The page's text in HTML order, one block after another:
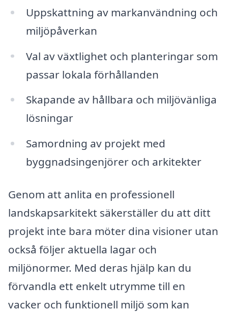
Uppskattning av markanvändning och
miljöpåverkan
Val av växtlighet och planteringar som
passar lokala förhållanden
Skapande av hållbara och miljövänliga
lösningar
Samordning av projekt med
byggnadsingenjörer och arkitekter
Genom att anlita en professionell
landskapsarkitekt säkerställer du att ditt
projekt inte bara möter dina visioner utan
också följer aktuella lagar och
miljönormer. Med deras hjälp kan du
förvandla ett enkelt utrymme till en
vacker och funktionell miljö som kan